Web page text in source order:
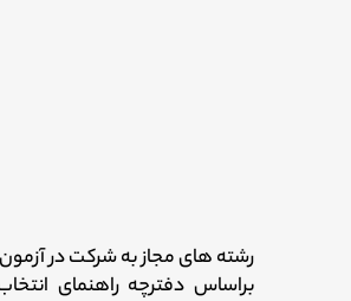
رشته های مجاز به شرکت در